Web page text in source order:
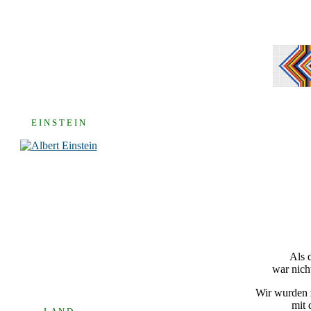
E I N S T E I N
Als
war
Wir wurden
mit